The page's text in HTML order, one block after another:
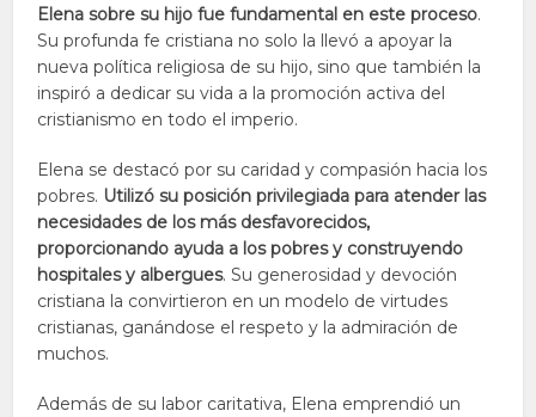
Elena sobre su hijo fue fundamental en este proceso.
Su profunda fe cristiana no solo la llevó a apoyar la
nueva política religiosa de su hijo, sino que también la
inspiró a dedicar su vida a la promoción activa del
cristianismo en todo el imperio.
Elena se destacó por su caridad y compasión hacia los
pobres. Utilizó su posición privilegiada para atender las
necesidades de los más desfavorecidos,
proporcionando ayuda a los pobres y construyendo
hospitales y albergues. Su generosidad y devoción
cristiana la convirtieron en un modelo de virtudes
cristianas, ganándose el respeto y la admiración de
muchos.
Además de su labor caritativa, Elena emprendió un